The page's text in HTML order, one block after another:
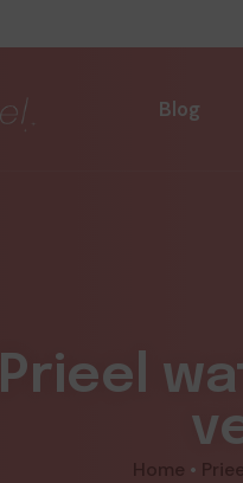
Blog
Prieel
Home •